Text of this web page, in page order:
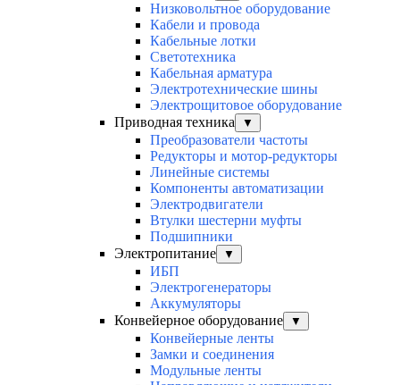
Низковольтное оборудование
Кабели и провода
Кабельные лотки
Светотехника
Кабельная арматура
Электротехнические шины
Электрощитовое оборудование
Приводная техника
▼
Преобразователи частоты
Редукторы и мотор-редукторы
Линейные системы
Компоненты автоматизации
Электродвигатели
Втулки шестерни муфты
Подшипники
Электропитание
▼
ИБП
Электрогенераторы
Аккумуляторы
Конвейерное оборудование
▼
Конвейерные ленты
Замки и соединения
Модульные ленты